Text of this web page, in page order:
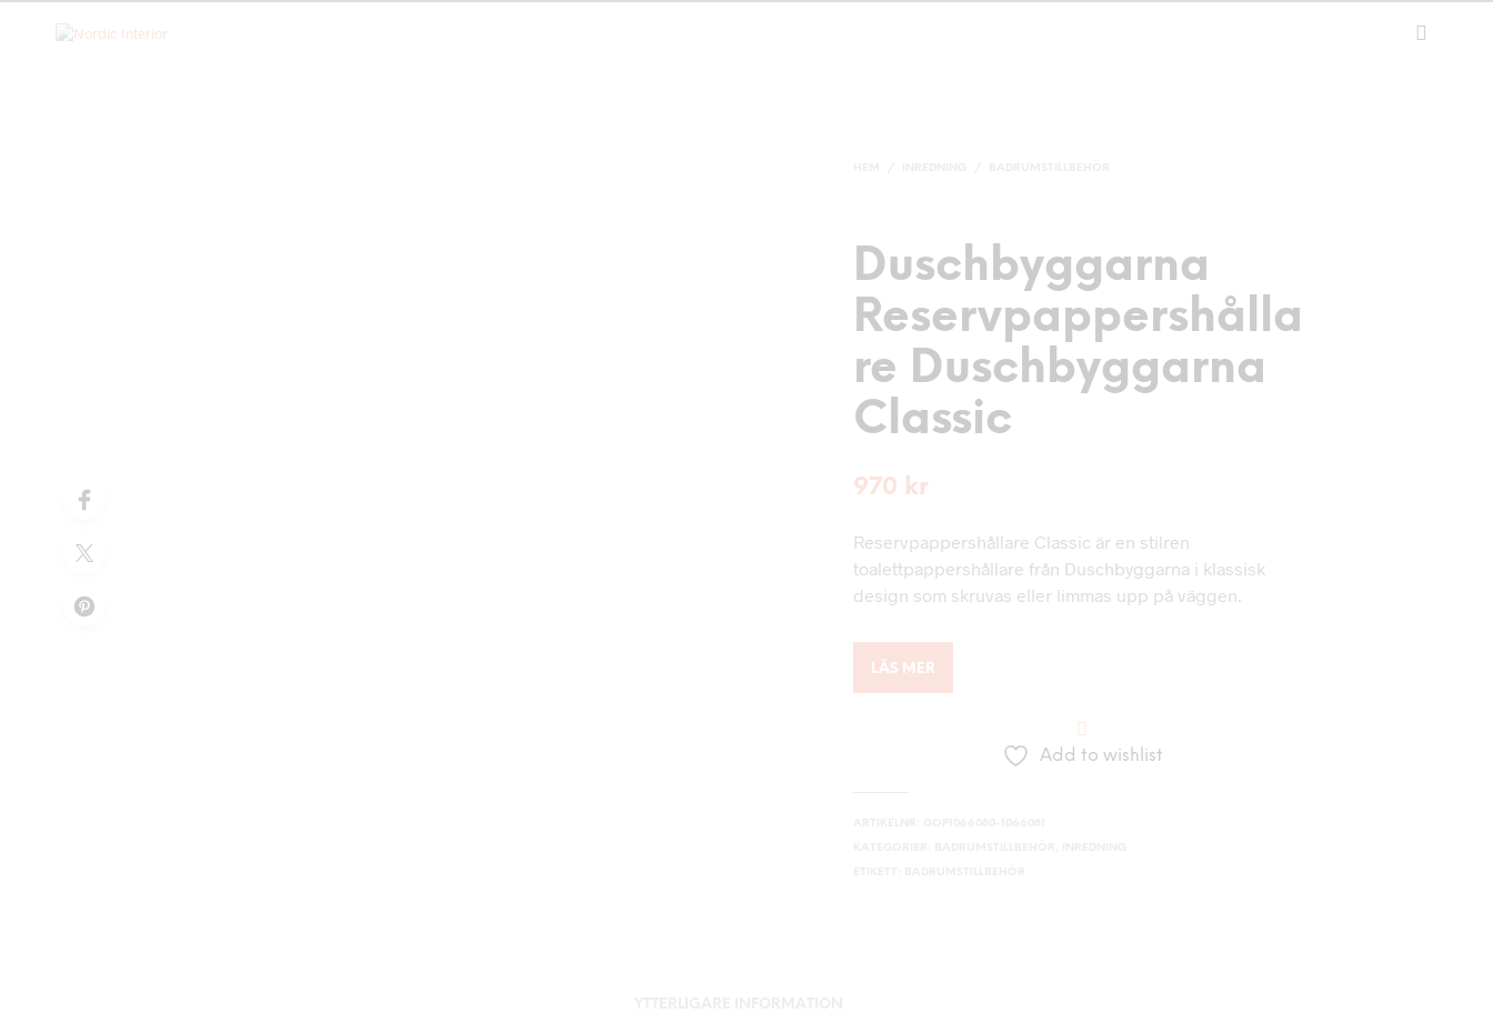
Duschbyggarna
Reservpappershålla
re Duschbyggarna
Classic
970 kr
Reservpappershållare Classic är en stilren
toalettpappershållare från Duschbyggarna i klassisk
design som skruvas eller limmas upp på väggen.
LÄS MER
Add to wishlist